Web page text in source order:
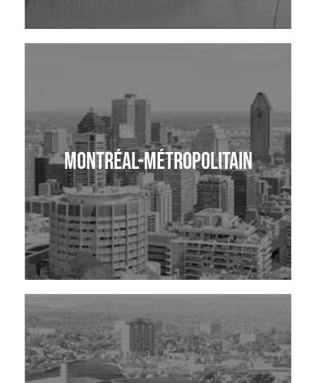
Montréal-Métropolitain